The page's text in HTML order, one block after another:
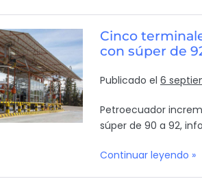
Cinco
con súper de
Publicado el 6
Petroecuador
súper de 90 a 92,
Continuar leyendo »